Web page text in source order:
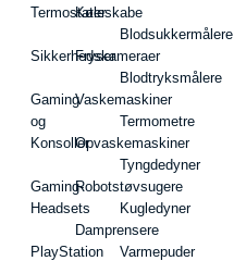
Termostater
Sikkerhedskameraer
Gaming
og
Konsoller
Gaming-
Headsets
PlayStation
Køleskabe
Fryser
Vaskemaskiner
Opvaskemaskiner
Robotstøvsugere
Damprensere
Blodsukkermålere
Blodtryksmålere
Termometre
Tyngdedyner
Kugledyner
Varmepuder